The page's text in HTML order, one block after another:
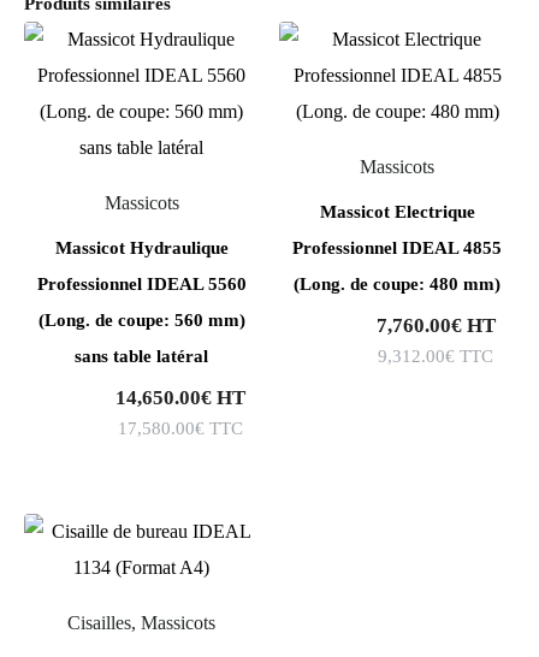
Massicots
Massicot Hydraulique
Professionnel IDEAL 5560
(Long. de coupe: 560 mm)
sans table latéral
14,650.00€ HT
17,580.00€ TTC
Massicots
Massicot Electrique
Professionnel IDEAL 4855
(Long. de coupe: 480 mm)
7,760.00€HT
9,312.00€ TTC
Cisailles, Massicots